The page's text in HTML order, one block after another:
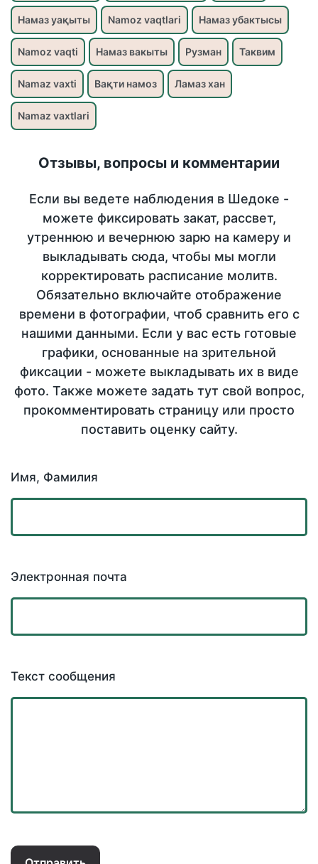
Намаз уақыты Namoz vaqtlari Намаз убактысы
Namoz vaqti Намаз вакыты Рузман Таквим
Namaz vaxti Вақти намоз Ламаз хан
Namaz vaxtlari
Отзывы, вопросы и комментарии
Если вы ведете наблюдения в Шедоке -
можете фиксировать закат, рассвет,
утреннюю и вечернюю зарю на камеру и
выкладывать сюда, чтобы мы могли
корректировать расписание молитв.
Обязательно включайте отображение
времени в фотографии, чтоб сравнить его с
нашими данными. Если у вас есть готовые
графики, основанные на зрительной
фиксации - можете выкладывать их в виде
фото. Также можете задать тут свой вопрос,
прокомментировать страницу или просто
поставить оценку сайту.
Имя, Фамилия
Электронная почта
Текст сообщения